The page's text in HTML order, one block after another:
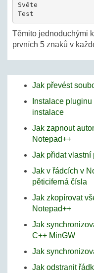
Světe
Test
Těmito jednoduchými
prvních 5 znaků v
Jak převést
Instalace
instalace
Jak zapnout
Notepad++
Jak přidat vlastní
Jak v řádcích v
pěticiferná čísla
Jak zkopírovat
Notepad++
Jak
C++ MinGW
Jak
Jak odstranit